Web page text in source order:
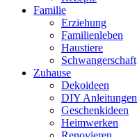
Familie
Erziehung
Familienleben
Haustiere
Schwangerschaft
Zuhause
Dekoideen
DIY Anleitungen
Geschenkideen
Heimwerken